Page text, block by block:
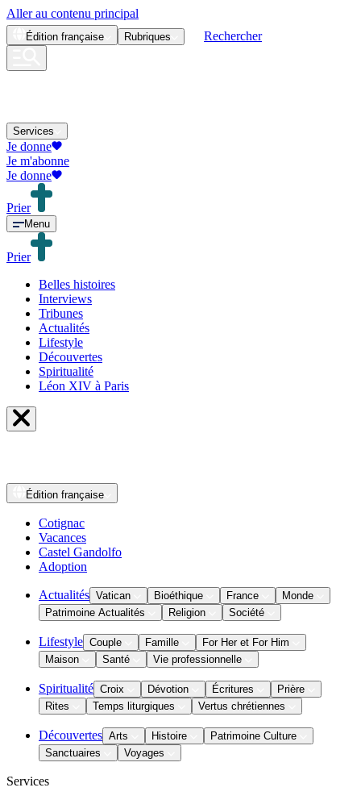
Aller au contenu principal
Édition française Rubriques Rechercher
Services
Je donne
Je m'abonne
Je donne
Prier
Menu
Prier
Belles histoires
Interviews
Tribunes
Actualités
Lifestyle
Découvertes
Spiritualité
Léon XIV à Paris
Édition française
Cotignac
Vacances
Castel Gandolfo
Adoption
Actualités Vatican Bioéthique France
Monde
Patrimoine Actualités
Religion Société
Lifestyle Couple Famille
For Her et For Him
Maison
Santé Vie professionnelle
Spiritualité Croix Dévotion Écritures
Prière
Rites
Temps liturgiques Vertus chrétiennes
Découvertes Arts Histoire
Patrimoine Culture
Sanctuaires
Voyages
Services